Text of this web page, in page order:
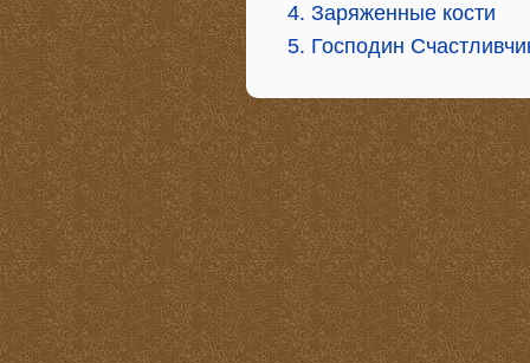
4. Заряженные кости
5. Господин